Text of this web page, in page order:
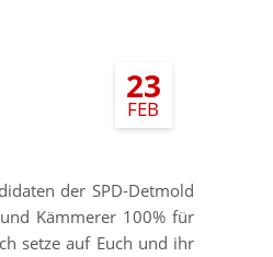
23
FEB
der SPD-Detmold
Kämmerer 100% für
setze auf Euch und ihr